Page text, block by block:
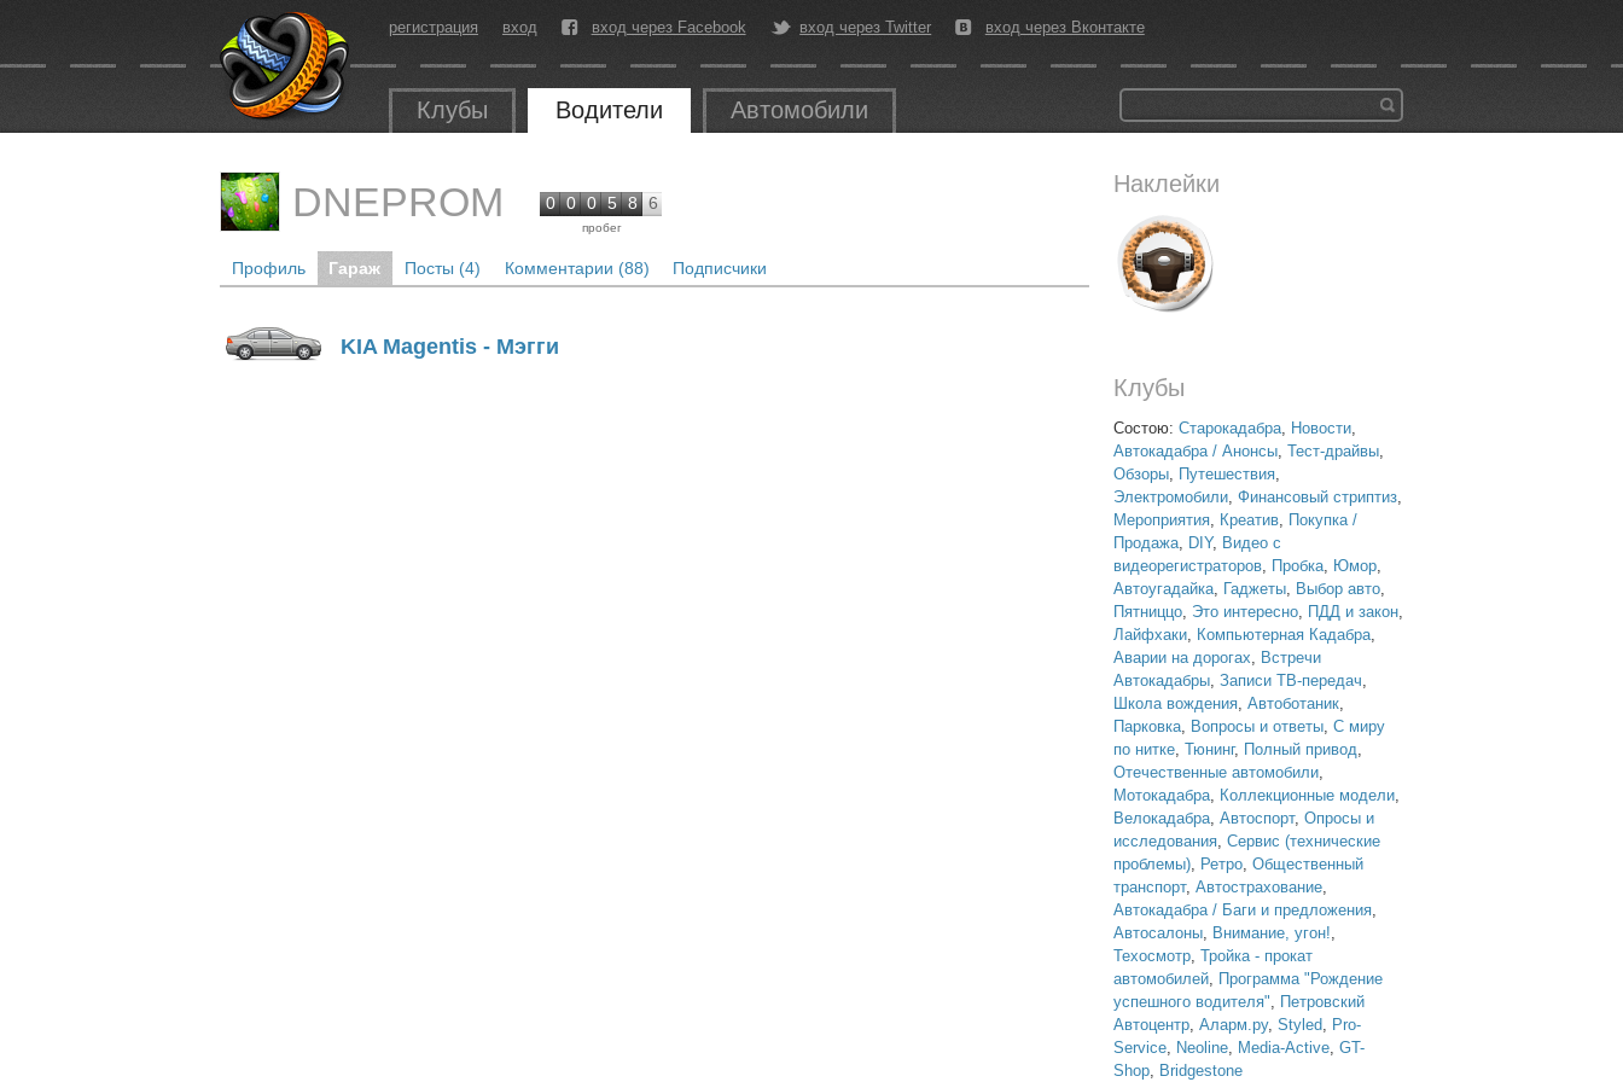
регистрация вход вход через Facebook вход через Twitter вход через Вконтакте
Клубы Водители Автомобили
Наклейки
Клубы
Состою: Старокадабра, Новости,
Автокадабра / Анонсы, Тест-драйвы,
Обзоры, Путешествия,
Электромобили, Финансовый стриптиз,
Мероприятия, Креатив, Покупка /
Продажа, DIY, Видео с
видеорегистраторов, Пробка, Юмор,
Автоугадайка, Гаджеты, Выбор авто,
Пятниццо, Это интересно, ПДД и закон,
Лайфхаки, Компьютерная Кадабра,
Аварии на дорогах, Встречи
Автокадабры, Записи ТВ-передач,
Школа вождения, Автоботаник,
Парковка, Вопросы и ответы, С миру
по нитке, Тюнинг, Полный привод,
Отечественные автомобили,
Мотокадабра, Коллекционные модели,
Велокадабра, Автоспорт, Опросы и
исследования, Сервис (технические
проблемы), Ретро, Общественный
транспорт, Автострахование,
Автокадабра / Баги и предложения,
Автосалоны, Внимание, угон!,
Техосмотр, Тройка - прокат
автомобилей, Программа "Рождение
успешного водителя", Петровский
Автоцентр, Аларм.ру, Styled, Pro-
Service, Neoline, Media-Active, GT-
Shop, Bridgestone
DNEPROM 0 0 0 5 8 6
пробег
Профиль Гараж Посты (4) Комментарии (88) Подписчики
KIA Magentis - Мэгги